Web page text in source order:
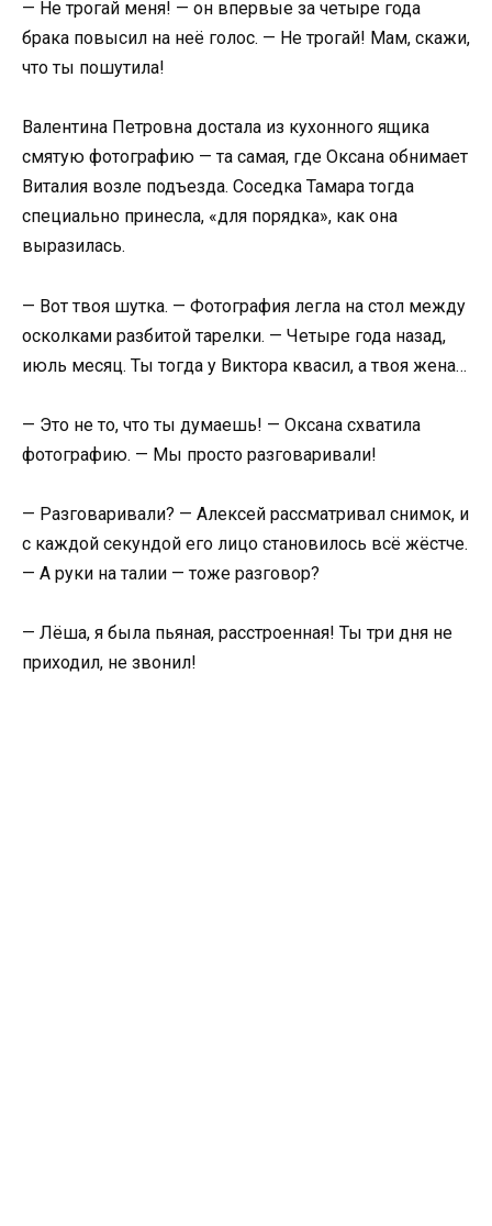
— Не трогай меня! — он впервые за четыре года
брака повысил на неё голос. — Не трогай! Мам, скажи,
что ты пошутила!
Валентина Петровна достала из кухонного ящика
смятую фотографию — та самая, где Оксана обнимает
Виталия возле подъезда. Соседка Тамара тогда
специально принесла, «для порядка», как она
выразилась.
— Вот твоя шутка. — Фотография легла на стол между
осколками разбитой тарелки. — Четыре года назад,
июль месяц. Ты тогда у Виктора квасил, а твоя жена…
— Это не то, что ты думаешь! — Оксана схватила
фотографию. — Мы просто разговаривали!
— Разговаривали? — Алексей рассматривал снимок, и
с каждой секундой его лицо становилось всё жёстче.
— А руки на талии — тоже разговор?
— Лёша, я была пьяная, расстроенная! Ты три дня не
приходил, не звонил!